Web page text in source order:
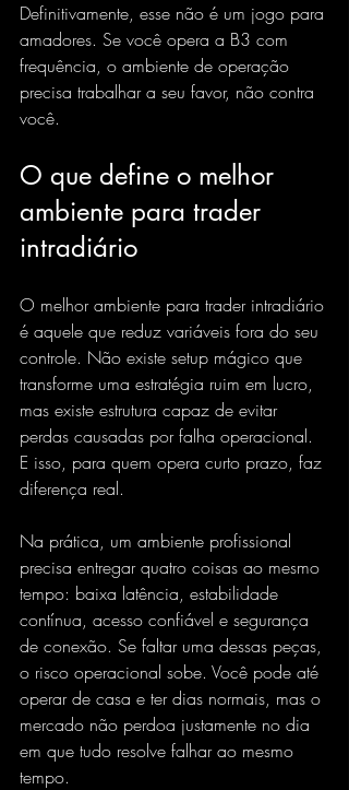
Definitivamente, esse não é um jogo para
amadores. Se você opera a B3 com
frequência, o ambiente de operação
precisa trabalhar a seu favor, não contra
você.
O que define o melhor
ambiente para trader
intradiário
O melhor ambiente para trader intradiário
é aquele que reduz variáveis fora do seu
controle. Não existe setup mágico que
transforme uma estratégia ruim em lucro,
mas existe estrutura capaz de evitar
perdas causadas por falha operacional.
E isso, para quem opera curto prazo, faz
diferença real.
Na prática, um ambiente profissional
precisa entregar quatro coisas ao mesmo
tempo: baixa latência, estabilidade
contínua, acesso confiável e segurança
de conexão. Se faltar uma dessas peças,
o risco operacional sobe. Você pode até
operar de casa e ter dias normais, mas o
mercado não perdoa justamente no dia
em que tudo resolve falhar ao mesmo
tempo.